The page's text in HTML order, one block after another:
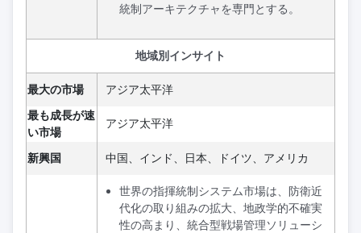
統制アーキテクチャを専門とする。
地域別インサイト
最大の市場
アジア太平洋
最も成長が速
い市場
アジア太平洋
新興国 中国、インド、日本、ドイツ、アメリカ
世界の指揮統制システム市場は、防衛近
代化の取り組みの拡大、地政学的不確実
性の高まり、統合型戦場管理ソリューシ